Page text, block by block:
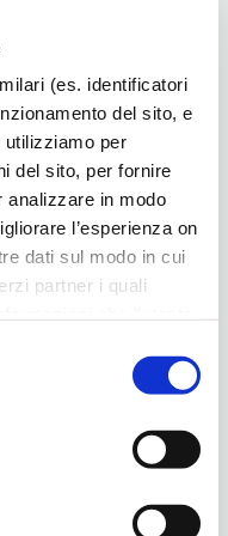
(es. identificatori
del sito, e
per
del sito, per fornire
analizzare in modo
l’esperienza on
dati sul modo in cui
partner i quali
creando elenchi di
sui social media
dare, rifiutare o
o ad alcuni di essi,
dalle 10 alle
e venerdì dalle 15.30